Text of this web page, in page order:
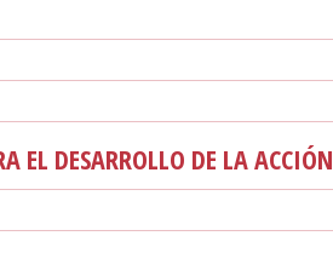
EL DESARROLLO DE LA ACCIÓN